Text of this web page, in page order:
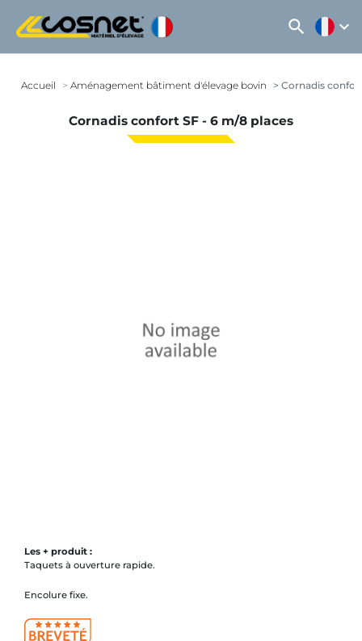
search expand_more
Accueil Aménagement bâtiment d'élevage bovin Cornadis
Cornadis confort SF - 6 m/8 places
Les + produit :
Taquets à ouverture rapide.
Encolure fixe.